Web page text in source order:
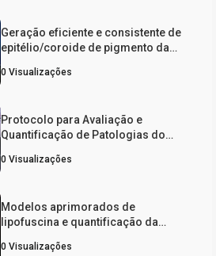
Geração eficiente e consistente de
epitélio/coroide de pigmento da
para análise histológica
0 Visualizações
Protocolo para Avaliação e
Quantificação de Patologias do
Modelos Murinos de Degeneração
0 Visualizações
Modelos aprimorados de
lipofuscina e quantificação da
segmento externo em culturas
0 Visualizações